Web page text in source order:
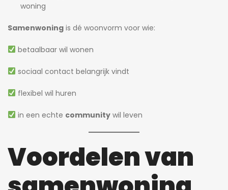
woning
Samenwoning is dé woonvorm voor wie:
betaalbaar wil wonen
sociaal contact belangrijk vindt
flexibel wil huren
in een echte communitywil leven
Voordelen van